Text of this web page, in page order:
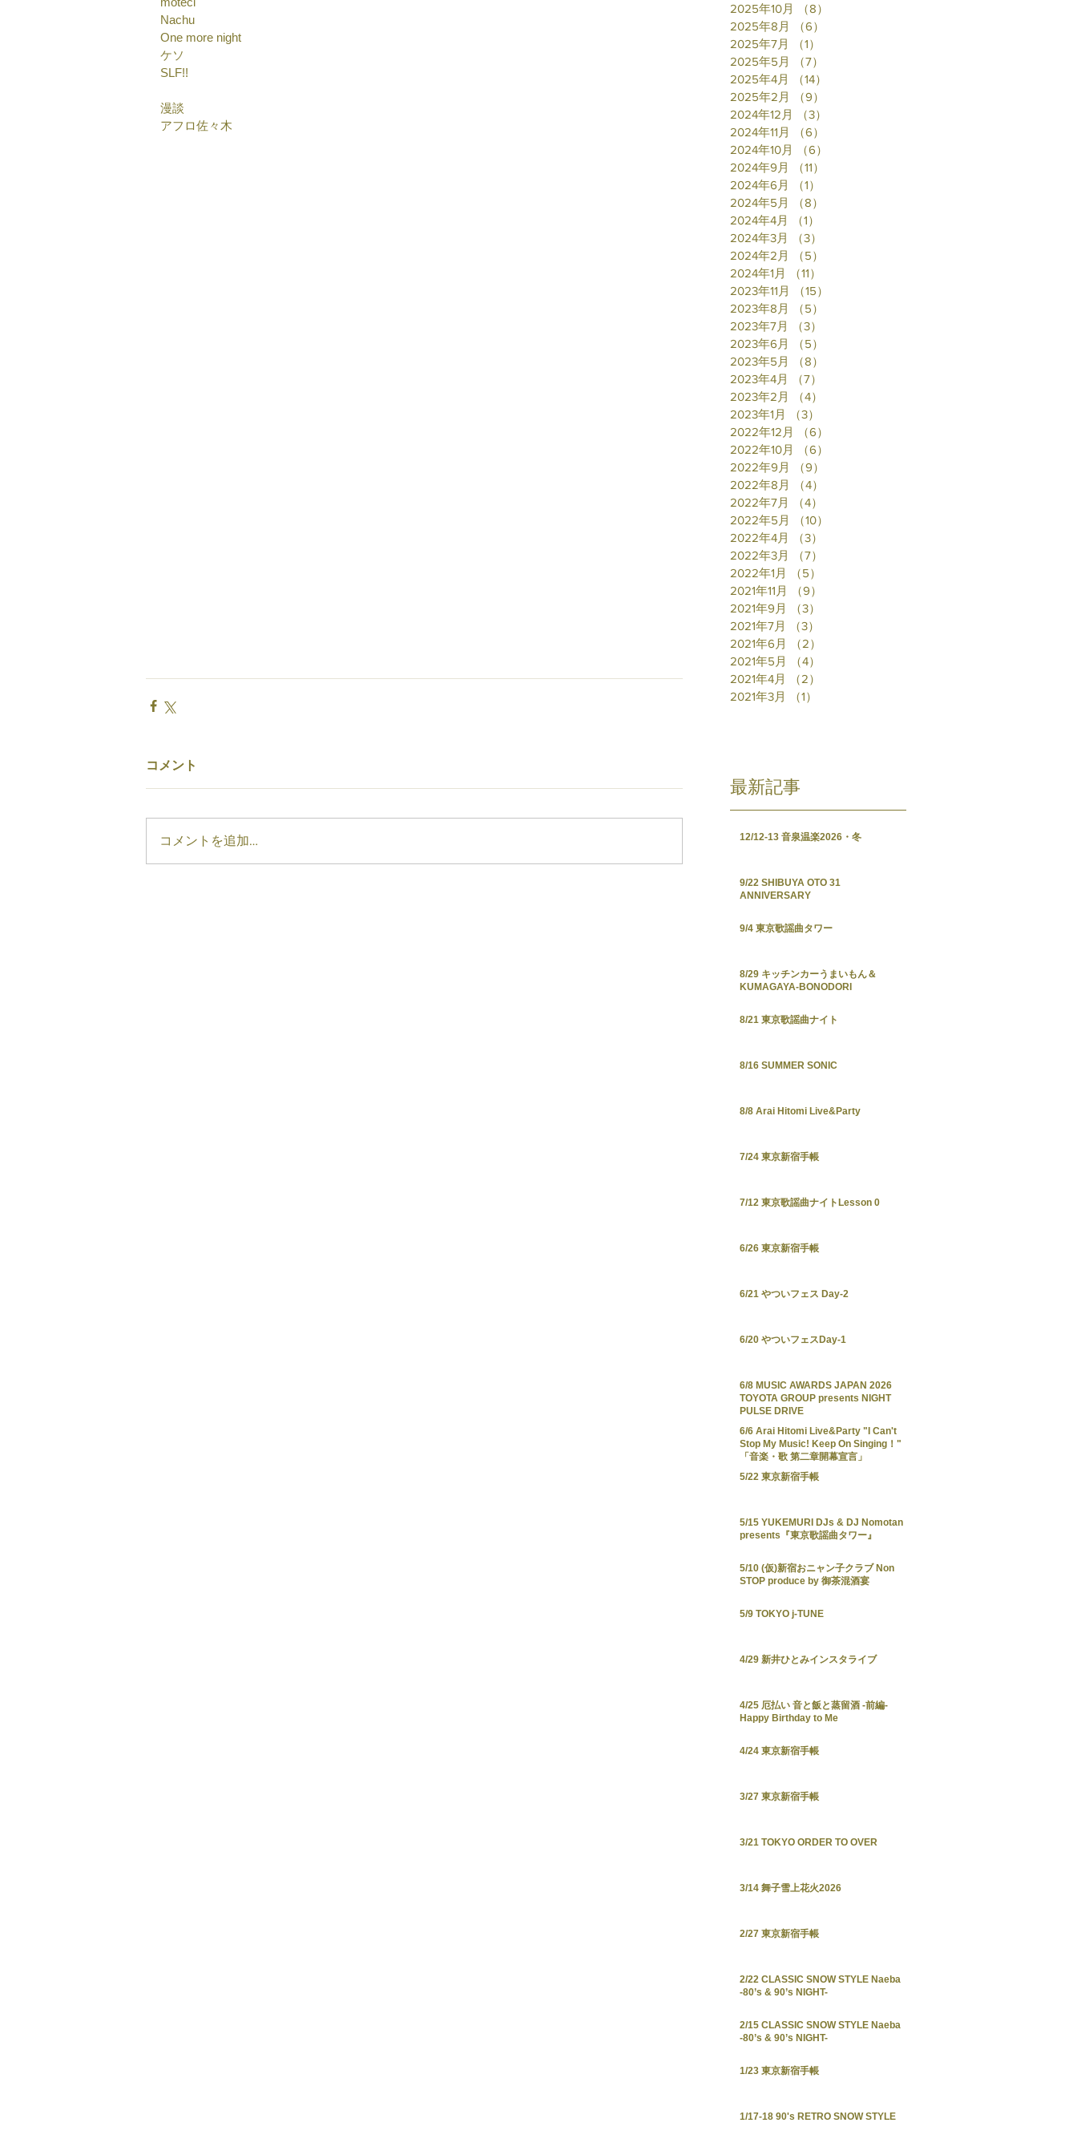
Nachu
One more night
ケソ
SLF!!
漫談
アフロ佐々木
コメント
コメントを追加…
2025年10月
（8）
2025年8月
（6）
2025年7月
（1）
2025年5月
（7）
2025年4月
（14）
2025年2月
（9）
2024年12月
（3）
2024年11月
（6）
2024年10月
（6）
2024年9月
（11）
2024年6月
（1）
2024年5月
（8）
2024年4月
（1）
2024年3月
（3）
2024年2月
（5）
2024年1月
（11）
2023年11月
（15）
2023年8月
（5）
2023年7月
（3）
2023年6月
（5）
2023年5月
（8）
2023年4月
（7）
2023年2月
（4）
2023年1月
（3）
2022年12月
（6）
2022年10月
（6）
2022年9月
（9）
2022年8月
（4）
2022年7月
（4）
2022年5月
（10）
2022年4月
（3）
2022年3月
（7）
2022年1月
（5）
2021年11月
（9）
2021年9月
（3）
2021年7月
（3）
2021年6月
（2）
2021年5月
（4）
2021年4月
（2）
2021年3月
（1）
最新記事
12/12-13 音泉温楽2026・冬
9/22 SHIBUYA OTO 31
ANNIVERSARY
9/4 東京歌謡曲タワー
8/29 キッチンカーうまいもん＆
KUMAGAYA-BONODORI
8/21 東京歌謡曲ナイト
8/16 SUMMER SONIC
8/8 Arai Hitomi Live&Party
7/24 東京新宿手帳
7/12 東京歌謡曲ナイトLesson 0
6/26 東京新宿手帳
6/21 やついフェス Day-2
6/20 やついフェスDay-1
6/8 MUSIC AWARDS JAPAN 2026
TOYOTA GROUP presents NIGHT
PULSE DRIVE
6/6 Arai Hitomi Live&Party "I Can't
Stop My Music! Keep On Singing！"
「音楽・歌 第二章開幕宣言」
5/22 東京新宿手帳
5/15 YUKEMURI DJs & DJ Nomotan
presents『東京歌謡曲タワー』
5/10 (仮)新宿おニャン子クラブ Non
STOP produce by 御茶混酒宴
5/9 TOKYO j-TUNE
4/29 新井ひとみインスタライブ
4/25 厄払い 音と飯と蒸留酒 -前編-
Happy Birthday to Me
4/24 東京新宿手帳
3/27 東京新宿手帳
3/21 TOKYO ORDER TO OVER
3/14 舞子雪上花火2026
2/27 東京新宿手帳
2/22 CLASSIC SNOW STYLE Naeba
-80’s & 90’s NIGHT-
2/15 CLASSIC SNOW STYLE Naeba
-80’s & 90’s NIGHT-
1/23 東京新宿手帳
1/17-18 90's RETRO SNOW STYLE